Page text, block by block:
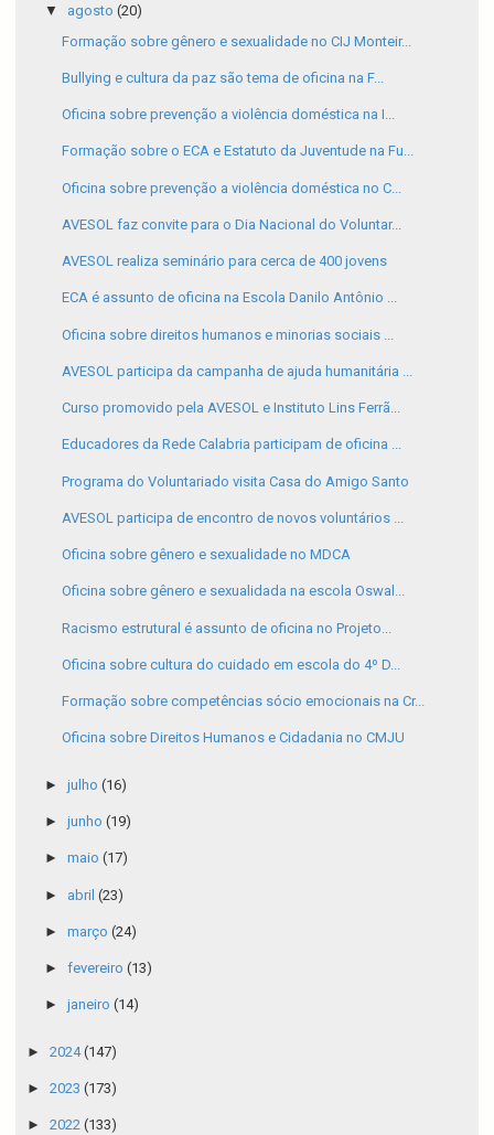
▼ agosto (20)
Formação sobre gênero e sexualidade no CIJ Monteir...
Bullying e cultura da paz são tema de oficina na F...
Oficina sobre prevenção a violência doméstica na I...
Formação sobre o ECA e Estatuto da Juventude na Fu...
Oficina sobre prevenção a violência doméstica no C...
AVESOL faz convite para o Dia Nacional do Voluntar...
AVESOL realiza seminário para cerca de 400 jovens
ECA é assunto de oficina na Escola Danilo Antônio ...
Oficina sobre direitos humanos e minorias sociais ...
AVESOL participa da campanha de ajuda humanitária ...
Curso promovido pela AVESOL e Instituto Lins Ferrã...
Educadores da Rede Calabria participam de oficina ...
Programa do Voluntariado visita Casa do Amigo Santo
AVESOL participa de encontro de novos voluntários ...
Oficina sobre gênero e sexualidade no MDCA
Oficina sobre gênero e sexualidada na escola Oswal...
Racismo estrutural é assunto de oficina no Projeto...
Oficina sobre cultura do cuidado em escola do 4º D...
Formação sobre competências sócio emocionais na Cr...
Oficina sobre Direitos Humanos e Cidadania no CMJU
► julho (16)
► junho (19)
► maio (17)
► abril (23)
► março (24)
► fevereiro (13)
► janeiro (14)
► 2024(147)
► 2023 (173)
► 2022 (133)